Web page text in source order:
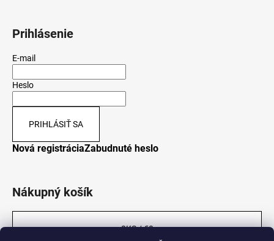
Prihlásenie
E-mail
Heslo
PRIHLÁSIŤ SA
Nová registráciaZabudnuté heslo
Nákupný košík
0KS /€0